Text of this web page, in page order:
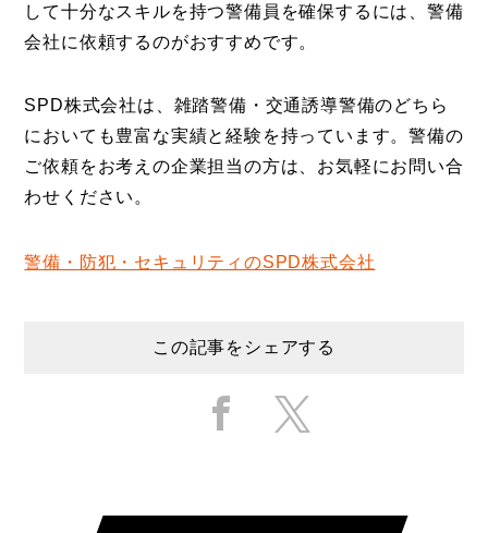
して十分なスキルを持つ警備員を確保するには、警備
会社に依頼するのがおすすめです。
SPD株式会社は、雑踏警備・交通誘導警備のどちら
においても豊富な実績と経験を持っています。警備の
ご依頼をお考えの企業担当の方は、お気軽にお問い合
わせください。
警備・防犯・セキュリティのSPD株式会社
この記事をシェアする